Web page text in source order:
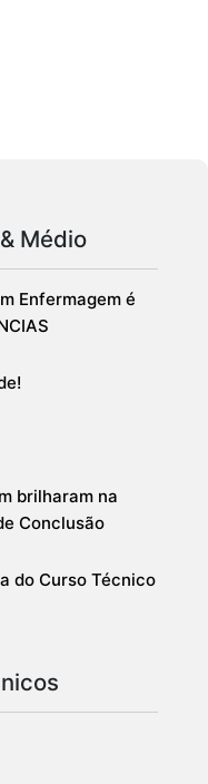
Médio
Enfermagem é
brilharam na
Conclusão
do Curso Técnico